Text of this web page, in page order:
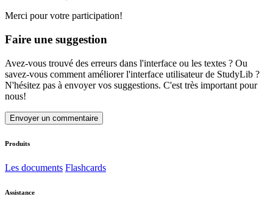
Merci pour votre participation!
Faire une suggestion
Avez-vous trouvé des erreurs dans l'interface ou les textes ? Ou
savez-vous comment améliorer l'interface utilisateur de StudyLib ?
N'hésitez pas à envoyer vos suggestions. C'est très important pour
nous!
Envoyer un commentaire
Produits
Les documents Flashcards
Assistance